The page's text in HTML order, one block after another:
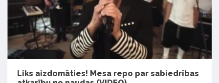
Liks aizdomāties! Mesa repo par sabiedrības